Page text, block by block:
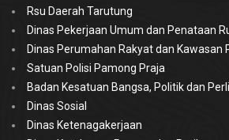
Rsu Daerah Tarutung
Dinas Pekerjaan Umum dan Penataan
Dinas Perumahan Rakyat dan Kawasan
Satuan Polisi Pamong Praja
Badan Kesatuan Bangsa, Politik dan
Dinas Sosial
Dinas Ketenagakerjaan